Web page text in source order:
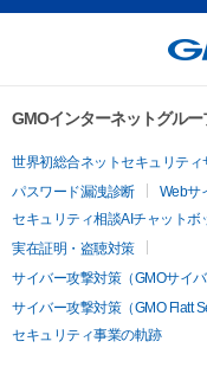
GMOインターネットグル
世界初総合ネットセキュリティ
パスワード漏洩診断
Webサ
セキュリティ相談AIチャットボ
実在証明・盗聴対策
サイバー攻撃対策（GMOサイ
サイバー攻撃対策（GMO Flatt
セキュリティ事業の軌跡